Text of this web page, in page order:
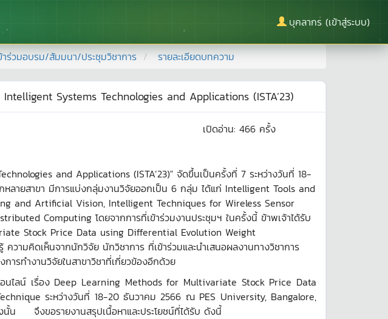
บุคลากร (เข้าสู่ระบบ)
าร่วมอบรม/สัมมนา/ประชุมวิชาการ รายละเอียดบทความ
Systems Technologies and Applications (ISTA’23)
เปิดอ่าน: 466 ครั้ง
and Applications (ISTA’23)" จัดขึ้นเป็นครั้งที่ 7 ระหว่างวันที่ 18-
หลายสาขา มีการแบ่งกลุ่มงานวิจัยออกเป็น 6 กลุ่ม ได้แก่ Intelligent Tools and
and Artificial Vision, Intelligent Techniques for Wireless Sensor
Computing โดยจากการที่เข้าร่วมงานประชุมฯ ในครั้งนี้ ข้าพเจ้าได้รับ
Stock Price Data using Differential Evolution Weight
มคิดเห็นจากนักวิจัย นักวิชาการ ที่เข้าร่วมและนำเสนอผลงานทางวิชาการ
ารทำงานวิจัยในสาขาวิชาที่เกี่ยวข้องอีกด้วย
อนไลน์ เรื่อง Deep Learning Methods for Multivariate Stock Price Data
ระหว่างวันที่ 18-20 ธันวาคม 2566 ณ PES University, Bangalore,
นั้น จึงขอรายงานสรุปเนื้อหาและประโยชน์ที่ได้รับ ดังนี้